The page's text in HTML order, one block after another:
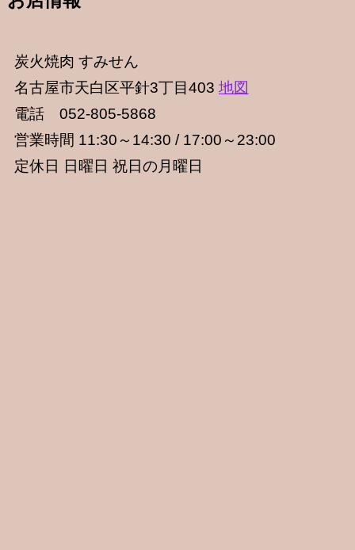
炭火焼肉 すみせん
名古屋市天白区平針3丁目403 地図
電話 052-805-5868
営業時間 11:30～14:30 / 17:00～23:00
定休日 日曜日 祝日の月曜日